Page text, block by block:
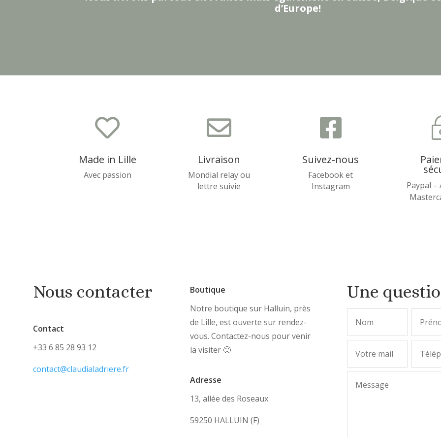
d’Europe!

Made in Lille
Avec passion

Livraison
Mondial relay ou
lettre suivie

Suivez-nous
Facebook et
Instagram
Paypal –
Nous contacter
Contact
+33 6 85 28 93 12
contact@claudialadriere.fr
Boutique
Notre boutique sur Halluin, près
de Lille, est ouverte sur rendez-
vous. Contactez-nous pour venir
la visiter 🙂
Adresse
13, allée des Roseaux
59250 HALLUIN (F)
Une